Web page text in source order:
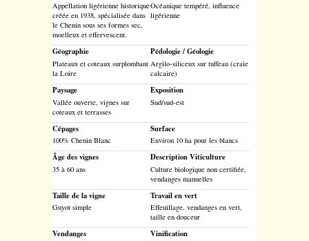
Appellation ligérienne historique
créée en 1938, spécialisée dans
le Chenin sous ses formes sec,
moelleux et effervescent.
Océanique tempéré, influence
ligérienne
Géographie
Plateaux et coteaux surplombant
la Loire
Pédologie / Géologie
Argilo-siliceux sur tuffeau (craie
calcaire)
Paysage
Vallée ouverte, vignes sur
coteaux et terrasses
Exposition
Sud/sud-est
Cépages
100% Chenin Blanc
Surface
Environ 10 ha pour les blancs
Âge des vignes
35 à 60 ans
Description Viticulture
Culture biologique non certifiée,
vendanges manuelles
Taille de la vigne
Guyot simple
Travail en vert
Effeuillage, vendanges en vert,
taille en douceur
Vendanges Vinification